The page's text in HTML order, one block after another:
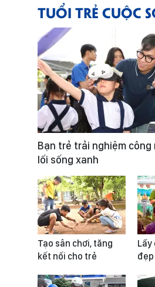
TUỔI TRẺ CUỘC
Bạn trẻ trải nghiệm công
lối sống xanh
Tạo sân chơi, tăng
kết nối cho trẻ
Lấy